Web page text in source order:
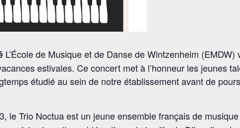
L’École de Musique et de Danse de Wintzenheim (EMDW)
estivales. Ce concert met à l’honneur les jeunes
étudié au sein de notre établissement avant de
le Trio Noctua est un jeune ensemble français de